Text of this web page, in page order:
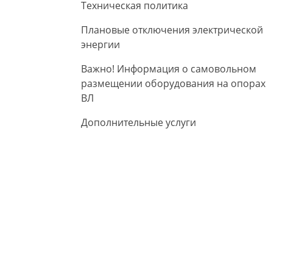
Техническая политика
Плановые отключения электрической
энергии
Важно! Информация о самовольном
размещении оборудования на опорах
ВЛ
Дополнительные услуги